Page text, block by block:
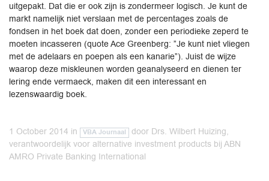
uitgepakt. Dat die er ook zijn is zondermeer logisch. Je kunt de
markt namelijk niet verslaan met de percentages zoals de
fondsen in het boek dat doen, zonder een periodieke zeperd te
moeten incasseren (quote Ace Greenberg: ”Je kunt niet vliegen
met de adelaars en poepen als een kanarie”). Juist de wijze
waarop deze miskleunen worden geanalyseerd en dienen ter
lering ende vermaeck, maken dit een interessant en
lezenswaardig boek.
1 October 2014 in VBA Journaal door Drs. Wilbert Huizing,
verantwoordelijk voor alternative investment products bij ABN
AMRO Private Banking International